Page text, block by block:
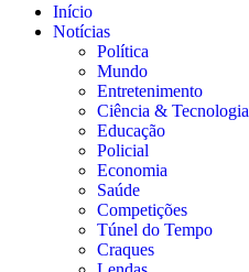
Início
Notícias
Política
Mundo
Entretenimento
Ciência & Tecnologia
Educação
Policial
Economia
Saúde
Competições
Túnel do Tempo
Craques